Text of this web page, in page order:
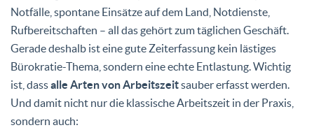
Notfälle, spontane Einsätze auf dem Land, Notdienste,
Rufbereitschaften – all das gehört zum täglichen Geschäft.
Gerade deshalb ist eine gute Zeiterfassung kein lästiges
Bürokratie-Thema, sondern eine echte Entlastung. Wichtig
ist, dassalle Arten von Arbeitszeitsauber erfasst werden.
Und damit nicht nur die klassische Arbeitszeit in der Praxis,
sondern auch: